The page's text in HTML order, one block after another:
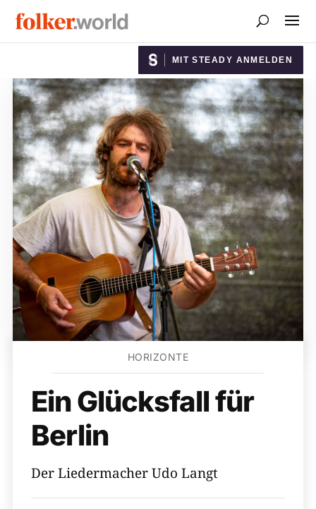
MIT STEADY ANMELDEN
HORIZONTE
Ein Glücksfall für
Berlin
Der Liedermacher Udo Langt